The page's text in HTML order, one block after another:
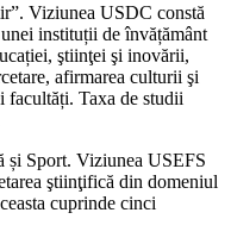
Viziunea USDC constă
instituții de învățământ
ştiinţei şi inovării,
afirmarea culturii şi
facultăți. Taxa de studii
și Sport. Viziunea USEFS
ştiinţifică din domeniul
cuprinde cinci